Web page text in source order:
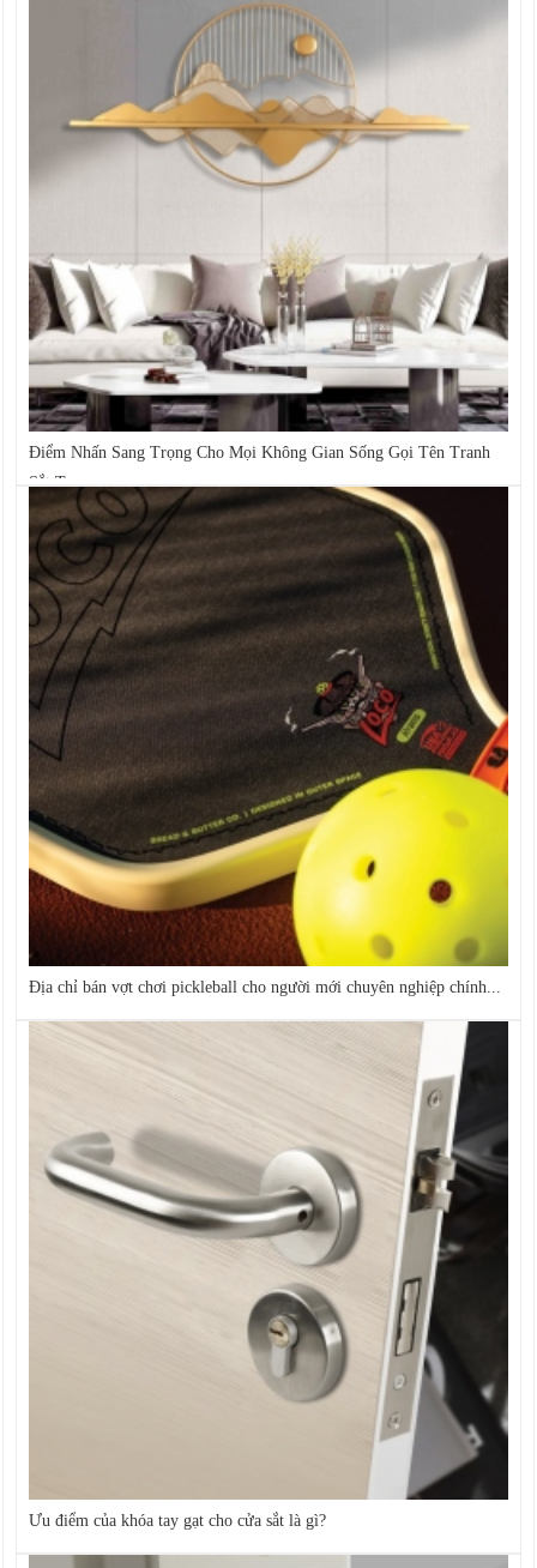
Điểm Nhấn Sang Trọng Cho Mọi Không Gian Sống Gọi Tên Tranh
Sắt Treo...
Địa chỉ bán vợt chơi pickleball cho người mới chuyên nghiệp chính...
Ưu điểm của khóa tay gạt cho cửa sắt là gì?